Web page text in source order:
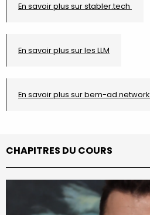
En savoir plus sur stabler.tech
En savoir plus sur les LLM
En savoir plus sur bem-ad.network
CHAPITRES DU COURS